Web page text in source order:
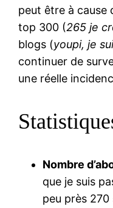
peut être à cause
top 300 (265 je
blogs (youpi, je
continuer de
une réelle
Nombre
que je suis
peu près 270